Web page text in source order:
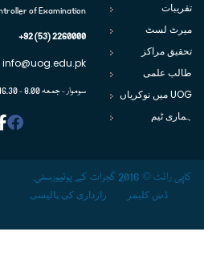
تقریبات
میرٹ لسٹ
تحقیق مراکز
طالب علمی
UOG میں نوکریاں
ہماری ٹیم
Controller of Examination
+92 (53) 2260000
info@uog.edu.pk
سوموار - جمعہ 8.00 - 16.30
کاپی رائٹ © 2016 گجرات کے یونیورسٹی.
رازداری کی پالیسی
ڈس کلیمر